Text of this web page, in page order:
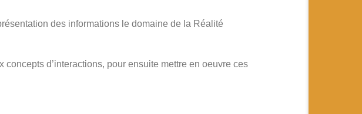
Español
des informations le domaine de la Réalité
d’interactions, pour ensuite mettre en oeuvre ces